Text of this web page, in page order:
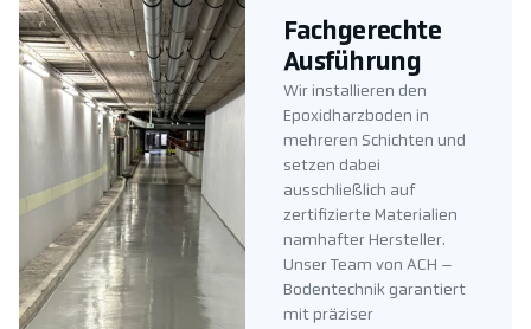
Fachgerechte
Ausführung
Wir installieren den
Epoxidharzboden in
mehreren Schichten und
setzen dabei
ausschließlich auf
zertifizierte Materialien
namhafter Hersteller.
Unser Team von ACH –
Bodentechnik garantiert
mit präziser